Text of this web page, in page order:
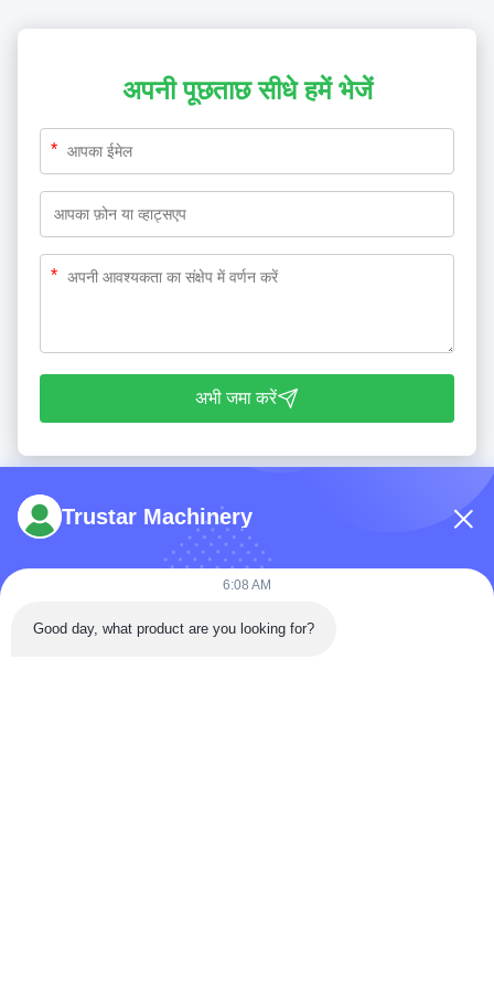
अपनी पूछताछ सीधे हमें भेजें
*
*
अभी जमा करें
टेलीफोन: 86-180-5882-0351
Trustar Machinery
6:08 AM
Good day, what product are you looking for?